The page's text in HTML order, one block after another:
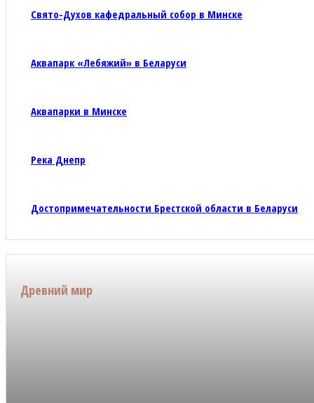
Свято-Духов кафедральный собор в Минске
Аквапарк «Лебяжий» в Беларуси
Аквапарки в Минске
Река Днепр
Достопримечательности Брестской области в Беларуси
Древний мир